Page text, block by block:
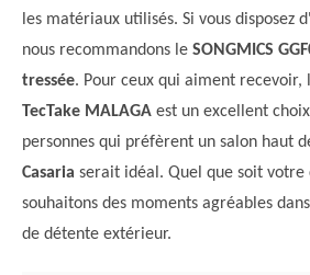
les matériaux utilisés. Si vous disposez
nous recommandons le SONGMICS
tressée. Pour ceux qui aiment recevoir,
TecTake MALAGA est un excellent
personnes qui préfèrent un salon haut
Casaria serait idéal. Quel que soit votre
souhaitons des moments agréables
de détente extérieur.